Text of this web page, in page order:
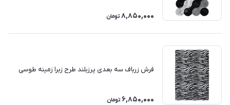
8,850,000 تومان
فرش زرباف سه بعدی پرزبلند طرح زبرا زمینه طوسی
6,850,000 تومان